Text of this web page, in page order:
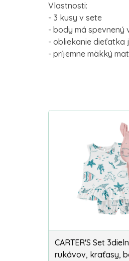
Vlastnosti:
- 3 kusy v sete
- body má spevnený
- obliekanie dieťatka
- príjemne mäkký
CARTER'S Set
rukávov, kraťasy,